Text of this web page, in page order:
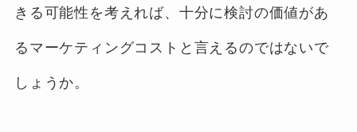
きる可能性を考えれば、十分に検討の価値があ
るマーケティングコストと言えるのではないで
しょうか。